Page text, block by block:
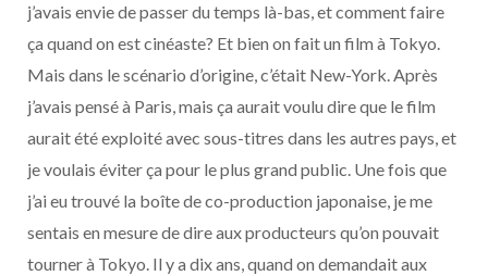
j’avais envie de passer du temps là-bas, et comment faire
ça quand on est cinéaste? Et bien on fait un film à Tokyo.
Mais dans le scénario d’origine, c’était New-York. Après
j’avais pensé à Paris, mais ça aurait voulu dire que le film
aurait été exploité avec sous-titres dans les autres pays, et
je voulais éviter ça pour le plus grand public. Une fois que
j’ai eu trouvé la boîte de co-production japonaise, je me
sentais en mesure de dire aux producteurs qu’on pouvait
tourner à Tokyo. Il y a dix ans, quand on demandait aux